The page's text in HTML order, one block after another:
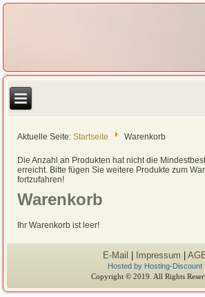
Aktuelle Seite:Startseite Warenkorb
Die Anzahl an Produkten hat nicht die
erreicht. Bitte fügen Sie weitere Produkte zum
fortzufahren!
Warenkorb
Ihr Warenkorb ist leer!
E-Mail Impressum
Hosted by Hosting-Discount
Copyright © 2019. All Rights